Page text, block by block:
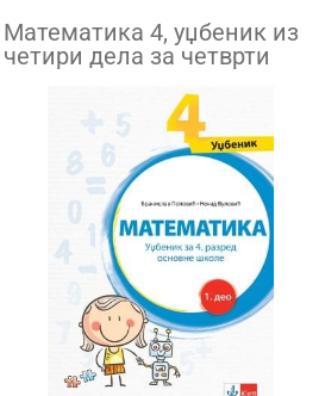
Математика 4, уџбеник из
четири дела за четврти